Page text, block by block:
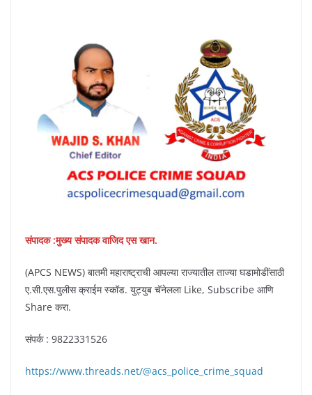
संपादक :मुख्य संपादक वाजिद एस खान.
(APCS NEWS) बातमी महाराष्ट्राची आपल्या राज्यातील ताज्या घडामोडींसाठी
ए.सी.एस.पुलीस क्राईम स्कॉड. युट्युब चॅनेलला Like, Subscribe आणि
Share करा.
संपर्क : 9822331526
https://www.threads.net/@acs_police_crime_squad